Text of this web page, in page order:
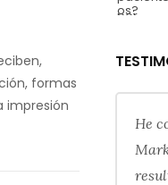
formas
impresión
He